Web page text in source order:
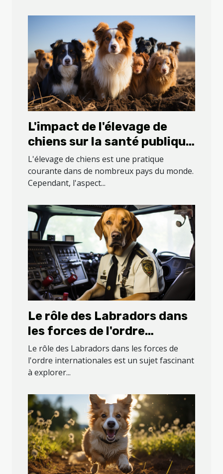
L'impact de l'élevage de
chiens sur la santé publique
: le cas de la ferme des
Carons
L'élevage de chiens est une pratique
courante dans de nombreux pays du monde.
Cependant, l'aspect...
Le rôle des Labradors dans
les forces de l'ordre
internationales
Le rôle des Labradors dans les forces de
l'ordre internationales est un sujet fascinant
à explorer...